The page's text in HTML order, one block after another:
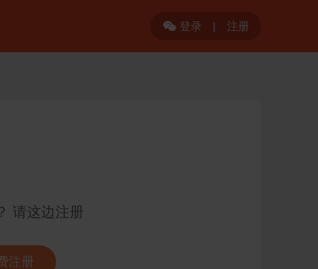
登录 | 注册
请这边注册
注册